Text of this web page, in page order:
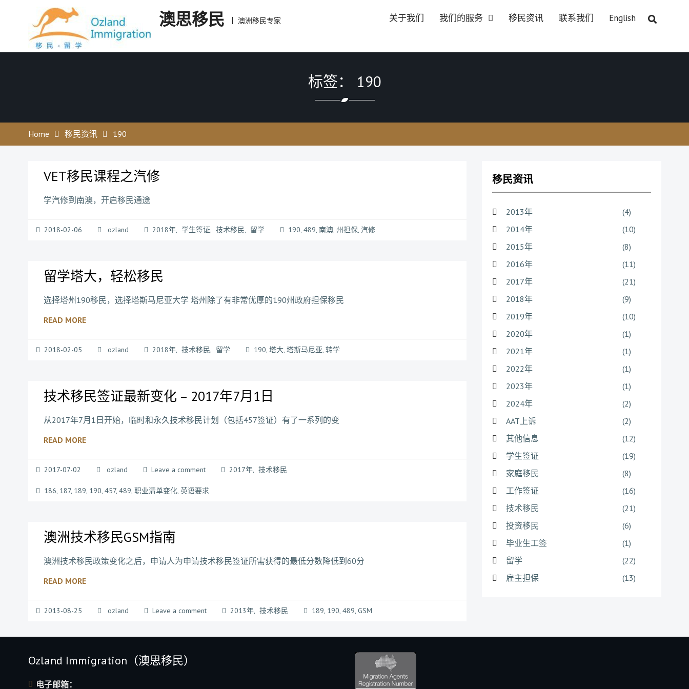
澳思移民 澳洲移民专家 关于我们 我们的服务 移民资讯 联系我们 English
标签： 190
Home 移民资讯 190
VET移民课程之汽修
学汽修到南澳，开启移民通途
2018-02-06 ozland 2018年, 学生签证, 技术移民, 留学 190, 489, 南澳, 州担保, 汽修
留学塔大，轻松移民
选择塔州190移民，选择塔斯马尼亚大学 塔州除了有非常优厚的190州政府担保移民
READ MORE
2018-02-05 ozland 2018年, 技术移民, 留学 190, 塔大, 塔斯马尼亚, 转学
技术移民签证最新变化 – 2017年7月1日
从2017年7月1日开始，临时和永久技术移民计划（包括457签证）有了一系列的变
READ MORE
2017-07-02 ozland Leave a comment 2017年, 技术移民
186, 187, 189, 190, 457, 489, 职业清单变化, 英语要求
澳洲技术移民GSM指南
澳洲技术移民政策变化之后，申请人为申请技术移民签证所需获得的最低分数降低到60分
READ MORE
2013-08-25 ozland Leave a comment 2013年, 技术移民 189, 190, 489, GSM
移民资讯
2013年
(4)
2014年
(10)
2015年
(8)
2016年
(11)
2017年
(21)
2018年
(9)
2019年
(10)
2020年
(1)
2021年
(1)
2022年
(1)
2023年
(1)
2024年
(2)
AAT上诉
(2)
其他信息
(12)
学生签证
(19)
家庭移民
(8)
工作签证
(16)
技术移民
(21)
投资移民
(6)
毕业生工签
(1)
留学
(22)
雇主担保
(13)
Ozland Immigration（澳思移民）
电子邮箱：